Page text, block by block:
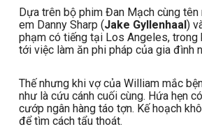
Dựa trên bộ phim Đan Mạch cùng
em Danny Sharp (Jake Gyllenhaal )
phạm có tiếng tại Los Angeles,
tới việc làm ăn phi pháp của gia đình
Thế nhưng khi vợ của William mắc
như là cứu cánh cuối cùng. Hứa hẹn
cướp ngân hàng táo tợn. Kế hoạch
để tìm cách tẩu thoát.